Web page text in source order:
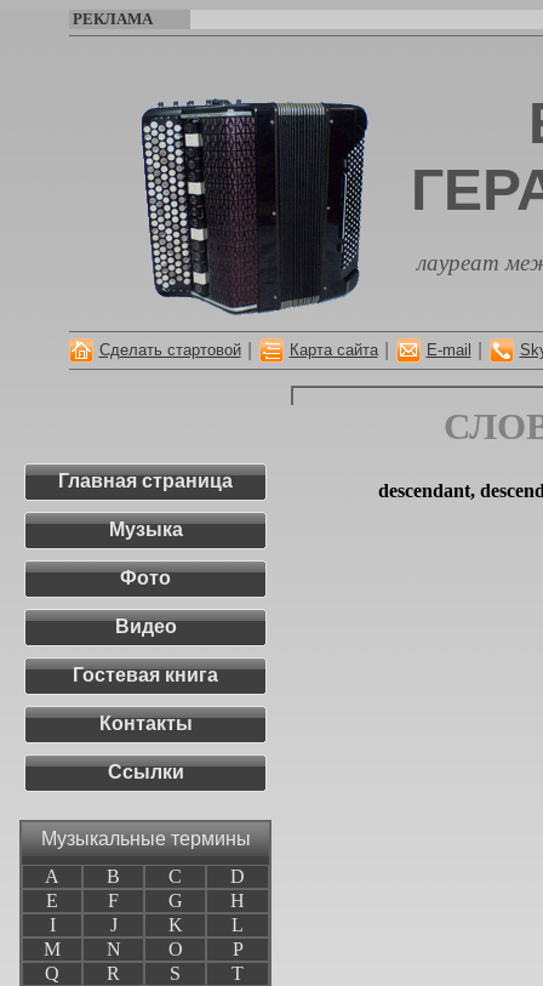
РЕКЛАМА
лауреат
Сделать стартовой Карта сайта E-mail
Главная страница
Музыка
Фото
Видео
Гостевая книга
Контакты
Ссылки
Музыкальные термины
A
B C
D
E
F G
H
I
J K
L
M
N O
P
Q
R S
T
descendant,